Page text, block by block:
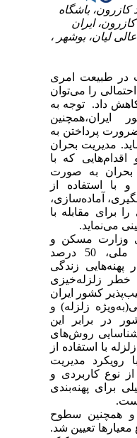
کازرون، باشگاه
ایران
لیان، بوشهر ،
در طبیعت
امری
احتمالی را
می‌توان
داد. توجه به
ایران،همچنین
پرداختن به
. مدیریت بحران
اقدام‌هایی که
با
بحران به
صورت
و با استفاده
از
، آماده‌سازی،
را برای مقابله با
می‌نماید.
وزارت مسکن و
ملی، 50 درصد
پهنه‌هایی
زندگی
خطر
زلزله‌خیزی
کشور
ایران
زلزله) و
در برابر
این
روش‌های
زلزله با استفاده
از
با رویکرد
مدیریت
از نوع کاربردی و
برای پهنه‌بندی
و همچنین
سطوح
معیارها تعیین شد.